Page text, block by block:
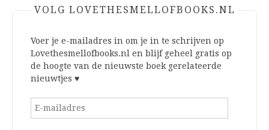
VOLG LOVETHESMELLOFBOOKS.NL
Voer je e-mailadres in om je in te schrijven op
Lovethesmellofbooks.nl en blijf geheel gratis op
de hoogte van de nieuwste boek gerelateerde
nieuwtjes ♥
E-